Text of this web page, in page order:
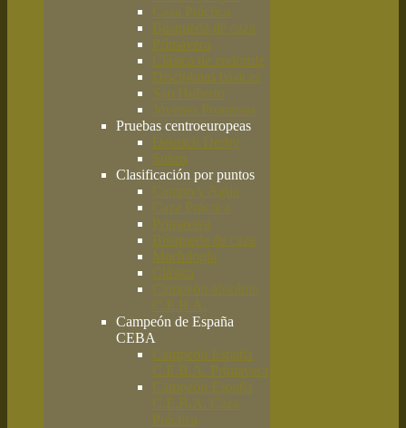
Caza Práctica
Búsqueda de caza
Primavera
Clásica de codorniz
Disciplinas básicas
San Huberto
Jóvenes Promesas
Pruebas centroeuropeas
Deutsch Derby
Solms
Clasificación por puntos
Campo y Agua
Caza Práctica
Primavera
Búsqueda de caza
Morfología
Clásica
Campeón absoluto
C.E.B.A.
Campeón de España
CEBA
Campeón España
C.E.B.A. Primavera
Campeón España
C.E.B.A. Caza
Práctica